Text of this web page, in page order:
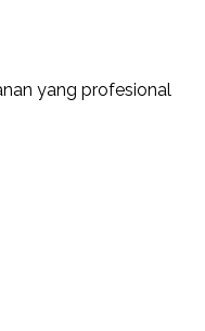
yang profesional